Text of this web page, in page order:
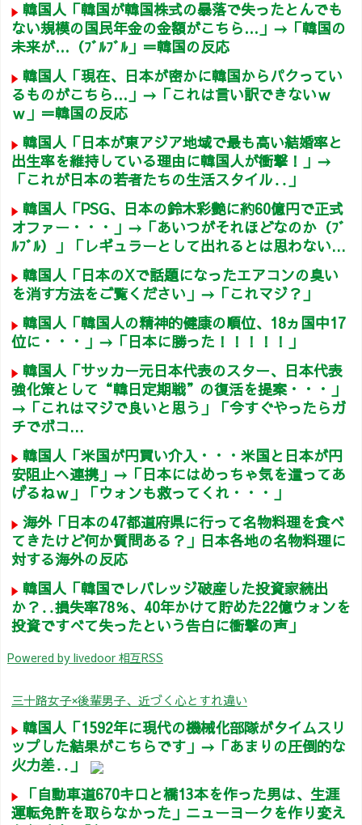
韓国人「韓国が韓国株式の暴落で失ったとんでも
ない規模の国民年金の金額がこちら…」→「韓国の
未来が…（ﾌﾞﾙﾌﾞﾙ」＝韓国の反応
韓国人「現在、日本が密かに韓国からパクってい
るものがこちら…」→「これは言い訳できないｗ
ｗ」＝韓国の反応
韓国人「日本が東アジア地域で最も高い結婚率と
出生率を維持している理由に韓国人が衝撃！」→
「これが日本の若者たちの生活スタイル‥」
韓国人「PSG、日本の鈴木彩艶に約60億円で正式
オファー・・・」→「あいつがそれほどなのか（ﾌﾞ
ﾙﾌﾞﾙ）」「レギュラーとして出れるとは思わない...
韓国人「日本のXで話題になったエアコンの臭い
を消す方法をご覧ください」→「これマジ？」
韓国人「韓国人の精神的健康の順位、18ヵ国中17
位に・・・」→「日本に勝った！！！！！」
韓国人「サッカー元日本代表のスター、日本代表
強化策として“韓日定期戦”の復活を提案・・・」
→「これはマジで良いと思う」「今すぐやったらガ
チでボコ...
韓国人「米国が円買い介入・・・米国と日本が円
安阻止へ連携」→「日本にはめっちゃ気を遣ってあ
げるねｗ」「ウォンも救ってくれ・・・」
海外「日本の47都道府県に行って名物料理を食べ
てきたけど何か質問ある？」日本各地の名物料理に
対する海外の反応
韓国人「韓国でレバレッジ破産した投資家続出
か？‥損失率78％、40年かけて貯めた22億ウォンを
投資ですべて失ったという告白に衝撃の声」
Powered by livedoor 相互RSS
三十路女子×後輩男子、近づく心とすれ違い
韓国人「1592年に現代の機械化部隊がタイムスリ
ップした結果がこちらです」→「あまりの圧倒的な
火力差‥」
「自動車道670キロと橋13本を作った男は、生涯
運転免許を取らなかった」ニューヨークを作り変え